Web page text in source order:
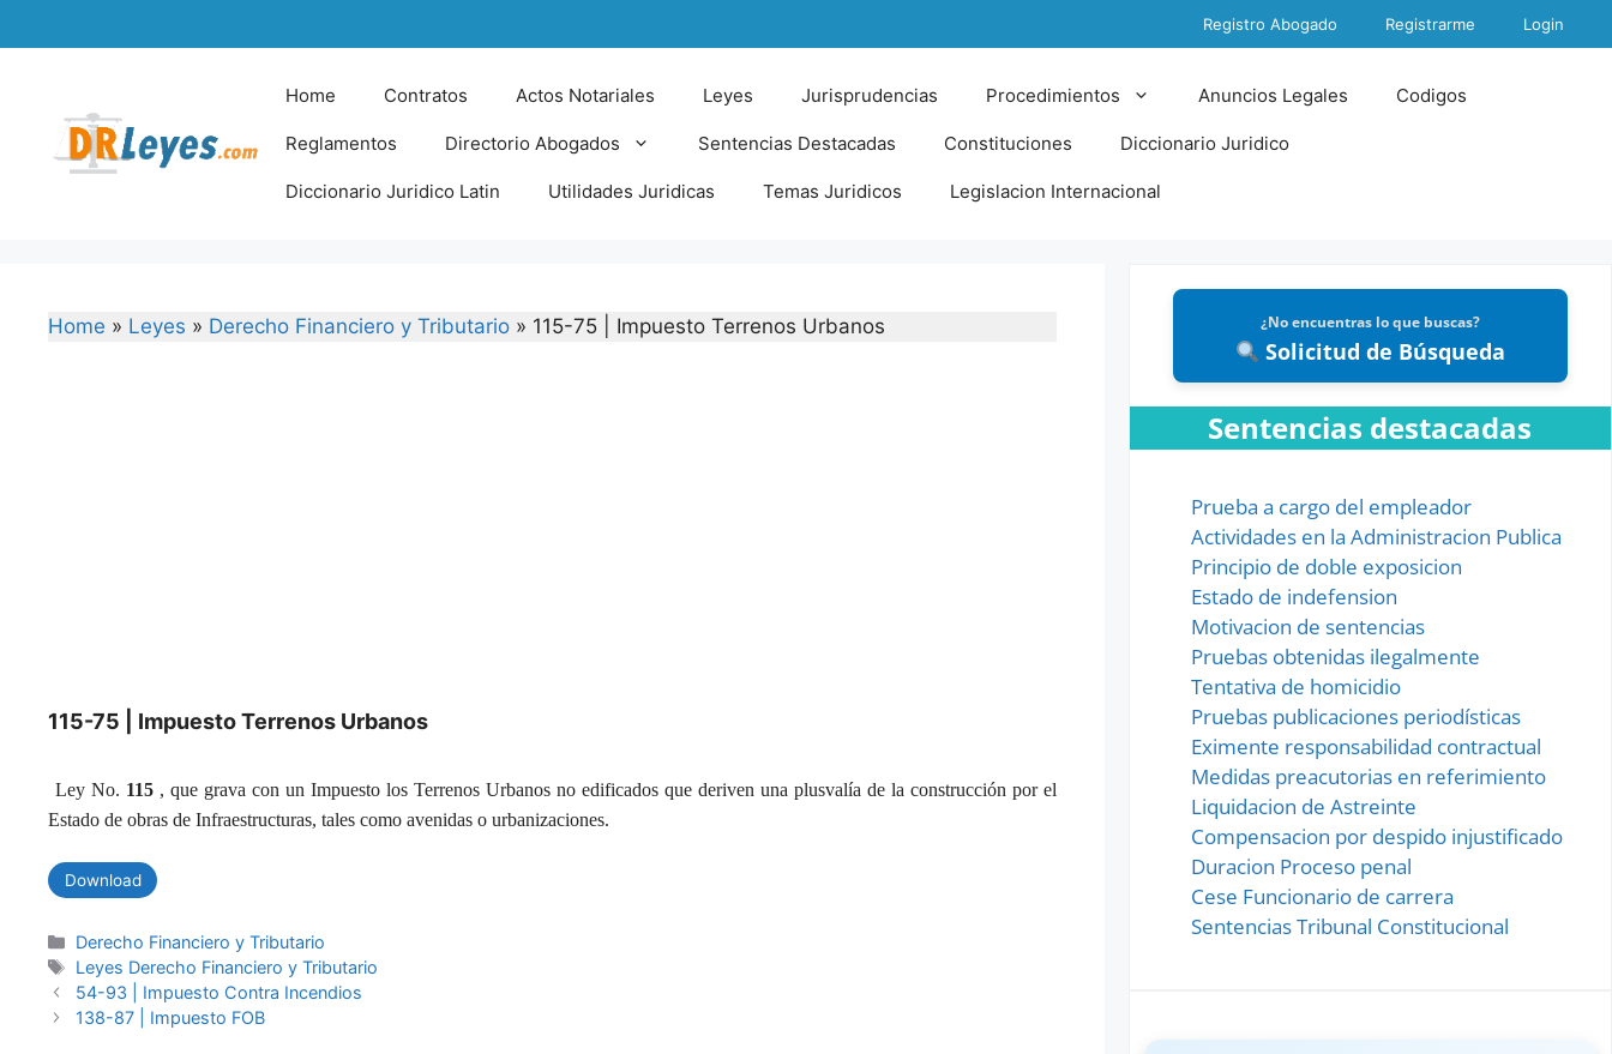
to
Registro Abogado Registrarme Login
Home Contratos Actos Notariales Leyes Jurisprudencias Procedimientos Anuncios Legales Codigos
Reglamentos Directorio Abogados Sentencias Destacadas Constituciones Diccionario Juridico
Diccionario Juridico Latin Utilidades Juridicas Temas Juridicos Legislacion Internacional
Home » Leyes » Derecho Financiero y Tributario » 115-75 | Impuesto Terrenos Urbanos
115-75 | Impuesto Terrenos Urbanos
Ley No. 115, que grava con un Impuesto los Terrenos Urbanos no edificados que deriven una plusvalía de la construcción por el
Estado de obras de Infraestructuras, tales como avenidas o urbanizaciones.
Download
Categories
Derecho Financiero y Tributario
Tags
Leyes Derecho Financiero y Tributario
54-93 | Impuesto Contra Incendios
138-87 | Impuesto FOB
¿No encuentras lo que buscas?
Solicitud de Búsqueda
Sentencias destacadas
Prueba a cargo del empleador
Actividades en la Administracion Publica
Principio de doble exposicion
Estado de indefension
Motivacion de sentencias
Pruebas obtenidas ilegalmente
Tentativa de homicidio
Pruebas publicaciones periodísticas
Eximente responsabilidad contractual
Medidas preacutorias en referimiento
Liquidacion de Astreinte
Compensacion por despido injustificado
Duracion Proceso penal
Cese Funcionario de carrera
Sentencias Tribunal Constitucional